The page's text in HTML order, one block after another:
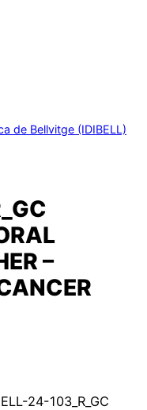
de Bellvitge (IDIBELL)
–
24-103_R_GC